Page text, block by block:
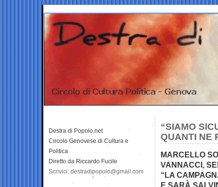
“SIAMO
QUANTI NE
MARCELLO
VANNACCI,
“LA
E SARÀ
Destra di Popolo.net
Circolo Genovese di Cultura e
Politica
Diretto da Riccardo Fucile
Scrivici: destradipopolo@gmail.com